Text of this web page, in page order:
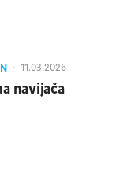
11.03.2026
navijača